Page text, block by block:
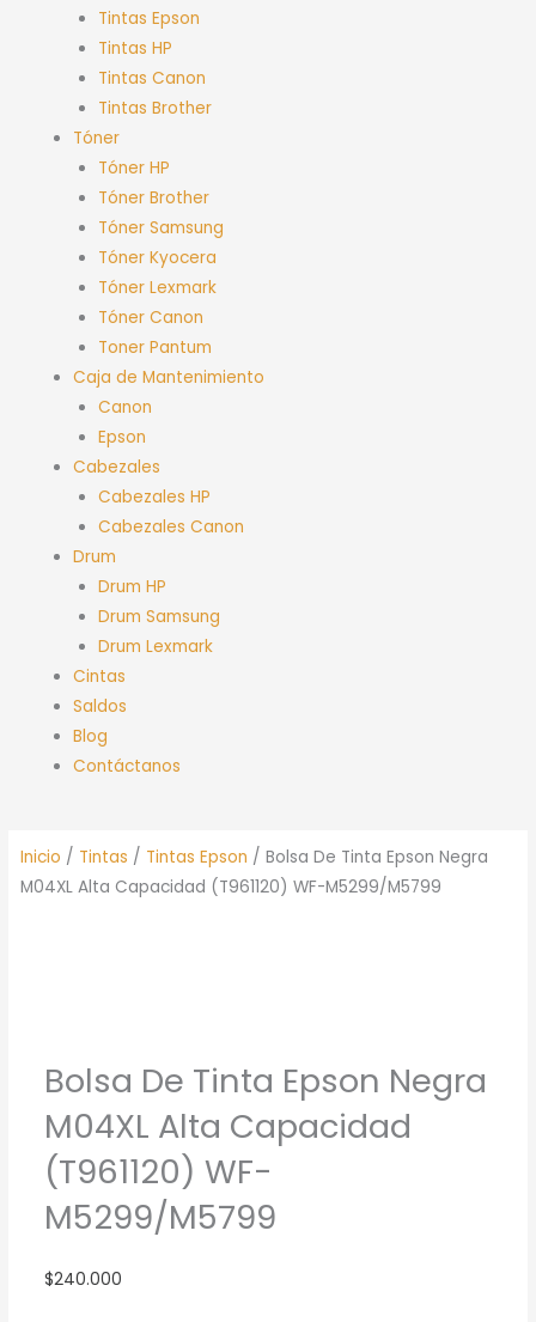
Tintas Epson
Tintas HP
Tintas Canon
Tintas Brother
Tóner
Tóner HP
Tóner Brother
Tóner Samsung
Tóner Kyocera
Tóner Lexmark
Tóner Canon
Toner Pantum
Caja de Mantenimiento
Canon
Epson
Cabezales
Cabezales HP
Cabezales Canon
Drum
Drum HP
Drum Samsung
Drum Lexmark
Cintas
Saldos
Blog
Contáctanos
Inicio / Tintas / Tintas Epson / Bolsa De Tinta Epson Negra
M04XL Alta Capacidad (T961120) WF-M5299/M5799
Bolsa De Tinta Epson Negra
M04XL Alta Capacidad
(T961120) WF-
M5299/M5799
$240.000